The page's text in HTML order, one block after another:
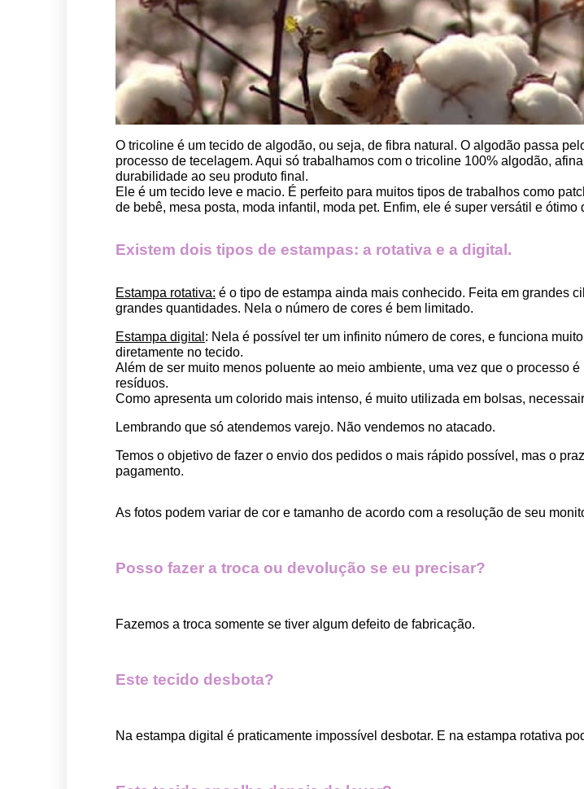
O tricoline é um tecido de algodão, ou seja, de fibra natural. O algodão passa
processo de tecelagem. Aqui só trabalhamos com o tricoline 100% algodão,
durabilidade ao seu produto final.
Ele é um tecido leve e macio. É perfeito para muitos tipos de trabalhos como
de bebê, mesa posta, moda infantil, moda pet. Enfim, ele é super versátil e ótimo
Existem dois tipos de estampas: a rotativa e a digital.
Estampa rotativa: é o tipo de estampa ainda mais conhecido. Feita em grandes
grandes quantidades. Nela o número de cores é bem limitado.
Estampa digital : Nela é possível ter um infinito número de cores, e funciona
diretamente no tecido.
Além de ser muito menos poluente ao meio ambiente, uma vez que o processo
resíduos.
Como apresenta um colorido mais intenso, é muito utilizada em bolsas,
Lembrando que só atendemos varejo. Não vendemos no atacado.
Temos o objetivo de fazer o envio dos pedidos o mais rápido possível, mas o
pagamento.
As fotos podem variar de cor e tamanho de acordo com a resolução de seu
Posso fazer a troca ou devolução se eu precisar?
Fazemos a troca somente se tiver algum defeito de fabricação.
Este tecido desbota?
Na estampa digital é praticamente impossível desbotar. E na estampa rotativa